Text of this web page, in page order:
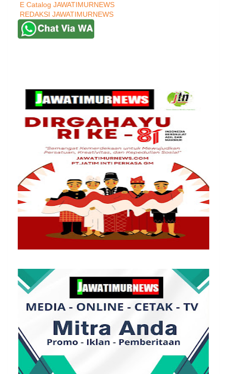
E Catalog JAWATIMURNEWS
REDAKSI JAWATIMURNEWS